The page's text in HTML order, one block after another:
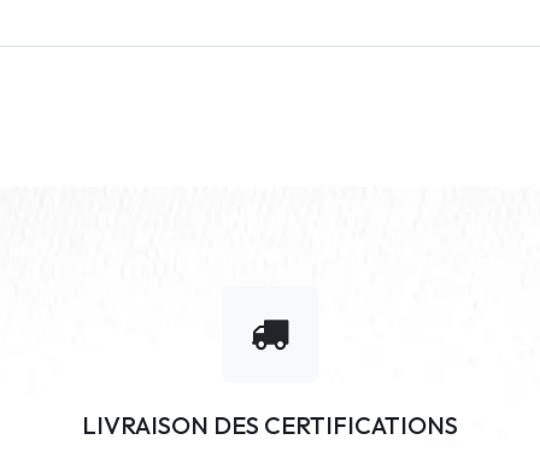
LIVRAISON DES CERTIFICATIONS